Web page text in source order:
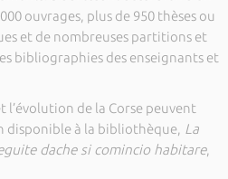
ouvrages, plus de 950 thèses ou
et de nombreuses partitions et
bibliographies des enseignants et
de la Corse peuvent
disponible à la bibliothèque, La
dache si comincio habitare,